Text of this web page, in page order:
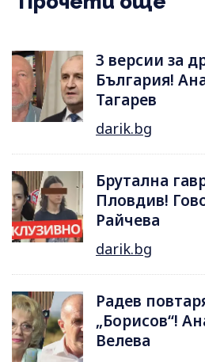
3 версии за
България!
Тагарев
darik.bg
Брутална
Пловдив!
Райчева
darik.bg
Радев
„Борисов“!
Велева